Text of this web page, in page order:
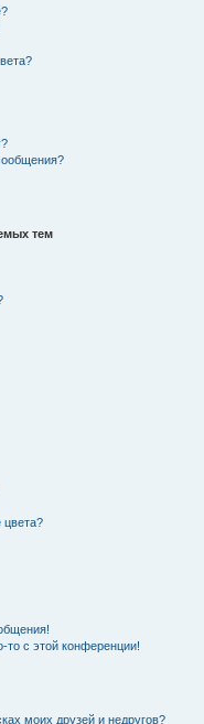
тем
цвета?
то с этой конференции!
моих друзей и недругов?